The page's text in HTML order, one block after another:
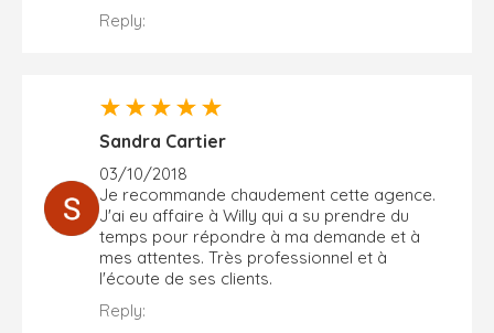
Reply:
Sandra Cartier
03/10/2018
Je recommande chaudement cette agence.
J'ai eu affaire à Willy qui a su prendre du
temps pour répondre à ma demande et à
mes attentes. Très professionnel et à
l'écoute de ses clients.
Reply: